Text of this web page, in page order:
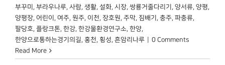
부꾸미 , 부라우나루, 사람, 생활, 설화, 시장, 쌍룡거줄다리기 , 양서류, 양평,
양평장, 어린이 , 여주, 원주, 이천, 장호원, 주막, 짐배기 , 충주, 파충류,
팔당호, 플랑크톤, 한강, 한강물환경연구소, 한양,
한양으로통하는경기의길, 홍천, 횡성, 흔암리나루
0 Comments
Read More